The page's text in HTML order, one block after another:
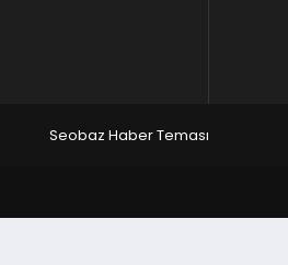
Seobaz Haber Teması